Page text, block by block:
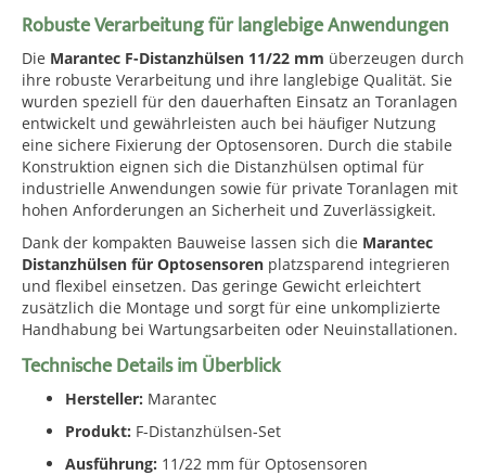
Robuste Verarbeitung für langlebige Anwendungen
Die Marantec F-Distanzhülsen 11/22 mm überzeugen durch
ihre robuste Verarbeitung und ihre langlebige Qualität. Sie
wurden speziell für den dauerhaften Einsatz an Toranlagen
entwickelt und gewährleisten auch bei häufiger Nutzung
eine sichere Fixierung der Optosensoren. Durch die stabile
Konstruktion eignen sich die Distanzhülsen optimal für
industrielle Anwendungen sowie für private Toranlagen mit
hohen Anforderungen an Sicherheit und Zuverlässigkeit.
Dank der kompakten Bauweise lassen sich die Marantec
Distanzhülsen für Optosensoren platzsparend integrieren
und flexibel einsetzen. Das geringe Gewicht erleichtert
zusätzlich die Montage und sorgt für eine unkomplizierte
Handhabung bei Wartungsarbeiten oder Neuinstallationen.
Technische Details im Überblick
Hersteller: Marantec
Produkt: F-Distanzhülsen-Set
Ausführung: 11/22 mm für Optosensoren